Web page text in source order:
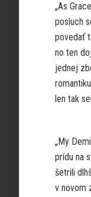
„As
posluch
povedať
no ten
jednej
len tak
„My
prídu na
šetrili
v novom